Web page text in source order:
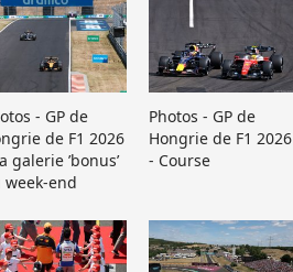
- GP de
de F1 2026
galerie ’bonus’
week-end
Photos - GP de
Hongrie de F1 2026
- Course